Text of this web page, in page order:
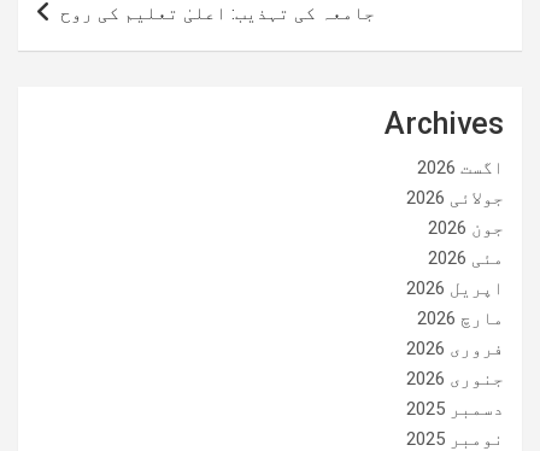
جامعہ کی تہذیب: اعلیٰ تعلیم کی روح
Archives
اگست 2026
جولائی 2026
جون 2026
مئی 2026
اپریل 2026
مارچ 2026
فروری 2026
جنوری 2026
دسمبر 2025
نومبر 2025